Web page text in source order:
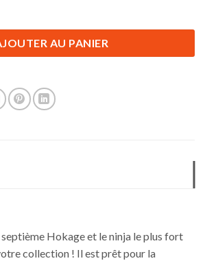
AU PANIER
Hokage et le ninja le plus fort
collection ! Il est prêt pour la